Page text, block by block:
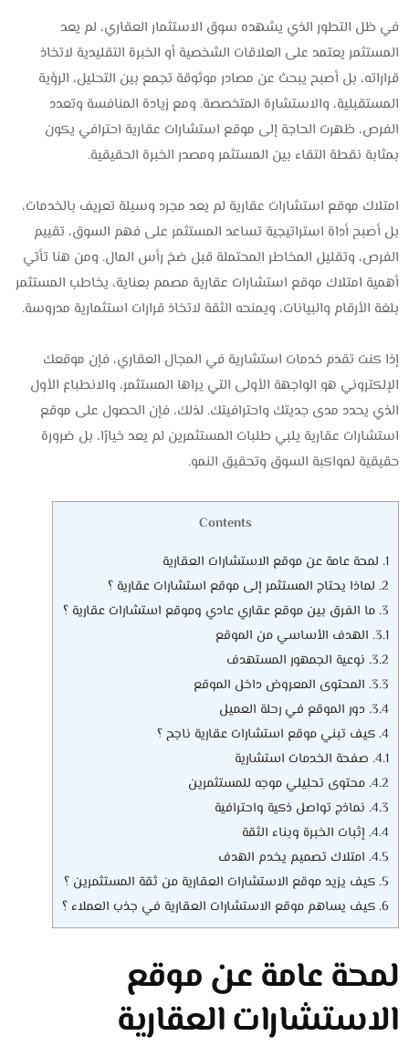
في ظل التطور الذي يشهده سوق الاستثمار العقاري، لم يعد
المستثمر يعتمد على العلاقات الشخصية أو الخبرة التقليدية لاتخاذ
قراراته، بل أصبح يبحث عن مصادر موثوقة تجمع بين التحليل، الرؤية
المستقبلية، والاستشارة المتخصصة. ومع زيادة المنافسة وتعدد
الفرص، ظهرت الحاجة إلى موقع استشارات عقارية احترافي يكون
بمثابة نقطة التقاء بين المستثمر ومصدر الخبرة الحقيقية.
امتلاك موقع استشارات عقارية لم يعد مجرد وسيلة تعريف بالخدمات،
بل أصبح أداة استراتيجية تساعد المستثمر على فهم السوق، تقييم
الفرص، وتقليل المخاطر المحتملة قبل ضخ رأس المال. ومن هنا تأتي
أهمية امتلاك موقع استشارات عقارية مصمم بعناية، يخاطب المستثمر
بلغة الأرقام والبيانات، ويمنحه الثقة لاتخاذ قرارات استثمارية مدروسة.
إذا كنت تقدم خدمات استشارية في المجال العقاري، فإن موقعك
الإلكتروني هو الواجهة الأولى التي يراها المستثمر، والانطباع الأول
الذي يحدد مدى جديتك واحترافيتك. لذلك، فإن الحصول على موقع
استشارات عقارية يلبي طلبات المستثمرين لم يعد خيارًا، بل ضرورة
حقيقية لمواكبة السوق وتحقيق النمو.
Contents
1. لمحة عامة عن موقع الاستشارات العقارية
2. لماذا يحتاج المستثمر إلى موقع استشارات عقارية ؟
3. ما الفرق بين موقع عقاري عادي وموقع استشارات عقارية ؟
3.1. الهدف الأساسي من الموقع
3.2. نوعية الجمهور المستهدف
3.3. المحتوى المعروض داخل الموقع
3.4. دور الموقع في رحلة العميل
4. كيف تبني موقع استشارات عقارية ناجح ؟
4.1. صفحة الخدمات استشارية
4.2. محتوى تحليلي موجه للمستثمرين
4.3. نماذج تواصل ذكية واحترافية
4.4. إثبات الخبرة وبناء الثقة
4.5. امتلاك تصميم يخدم الهدف
5. كيف يزيد موقع الاستشارات العقارية من ثقة المستثمرين ؟
6. كيف يساهم موقع الاستشارات العقارية في جذب العملاء ؟
لمحة عامة عن موقع
الاستشارات العقارية